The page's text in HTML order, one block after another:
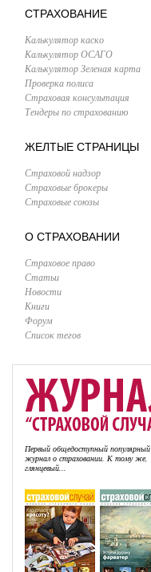
СТРАХОВАНИЕ
Калькулятор каско
Калькулятор ОСАГО
Калькулятор Зеленая карта
Проверка полиса
Страховая консультация
Тендеры по страхованию
ЖЕЛТЫЕ СТРАНИЦЫ
Страховой надзор
Страховые брокеры
Страховые союзы
О СТРАХОВАНИИ
Страховое право
Статьи
Новости
Книги
Форум
Список тегов
Первый общедоступный популярный
журнал о страховании. К тому же,
глянцевый...